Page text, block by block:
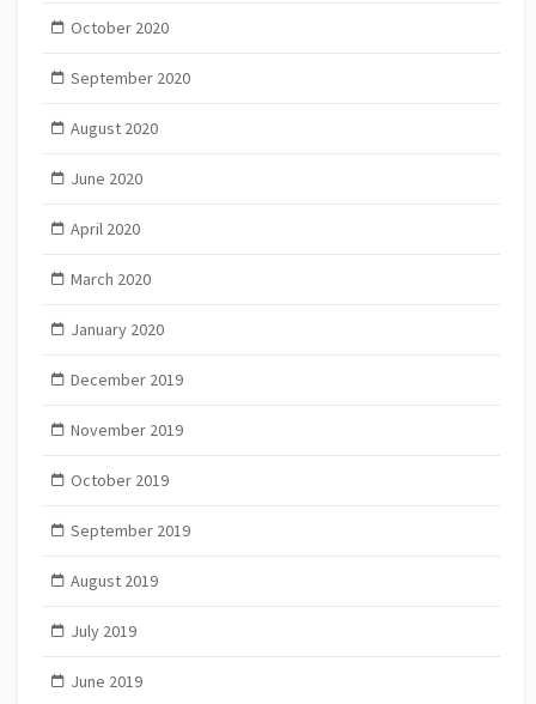
October 2020
September 2020
August 2020
June 2020
April 2020
March 2020
January 2020
December 2019
November 2019
October 2019
September 2019
August 2019
July 2019
June 2019